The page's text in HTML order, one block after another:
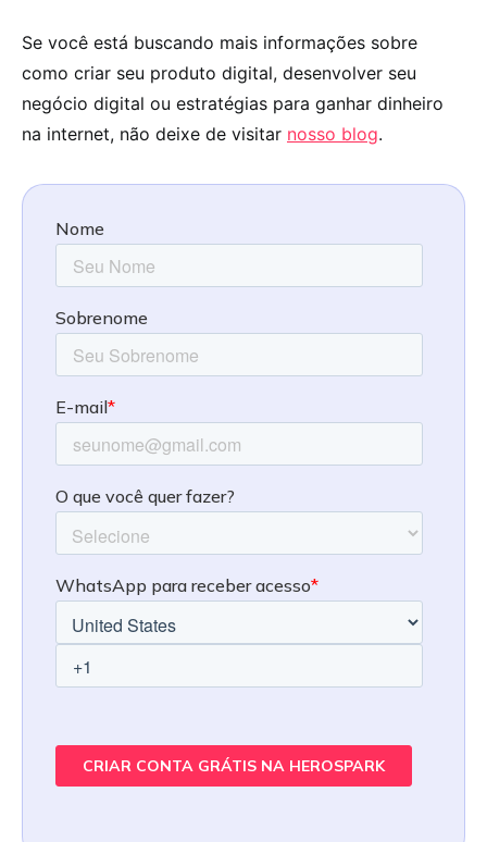
Se você está buscando mais informações sobre
como criar seu produto digital, desenvolver seu
negócio digital ou estratégias para ganhar dinheiro
na internet, não deixe de visitar nosso blog.